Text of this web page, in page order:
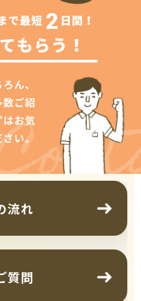
流れ
質問